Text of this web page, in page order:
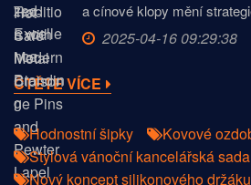
a cínové klopy mění
2025-04-16 09:29:38
ČTĚTE VÍCE
Hodnostní šipky
Kovové
Stylová vánoční kancelářská sada
Nový koncept silikonového